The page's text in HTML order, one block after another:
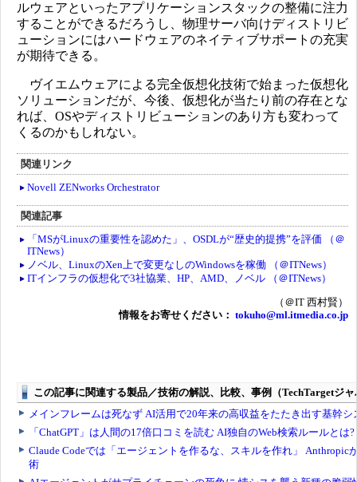
ルウェアといったアプリケーションスタックの整備に注力
することができるだろうし、物理サーバ向けディストリビ
ューションにはハードウェアのネイティブサポートの充実
が期待できる。
ヴイエムウェアによる完全仮想化技術で始まった仮想化
ソリューションだが、今後、仮想化が当たり前の存在とな
れば、OSやディストリビューションのあり方も変わって
くるのかもしれない。
関連リンク
Novell ZENworks Orchestrator
関連記事
「MSがLinuxの重要性を認めた」、OSDLが“歴史的提携”を評価 （＠
ITNews）
ノベル、LinuxのXen上で変更なしのWindowsを稼働 （＠ITNews）
ITインフラの仮想化で3社協業、HP、AMD、ノベル （＠ITNews）
（＠IT 西村賢）
情報をお寄せください： tokuho@ml.itmedia.co.jp